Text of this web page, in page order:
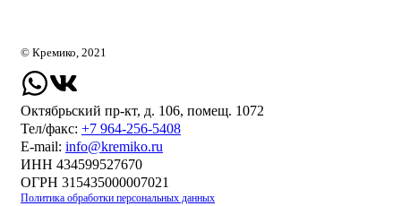
© Кремико, 2021
Октябрьский пр-кт, д. 106, помещ. 1072
Тел/факс: +7 964-256-5408
Е-mail: info@kremiko.ru
ИНН 434599527670
ОГРН 315435000007021
Политика обработки персональных данных